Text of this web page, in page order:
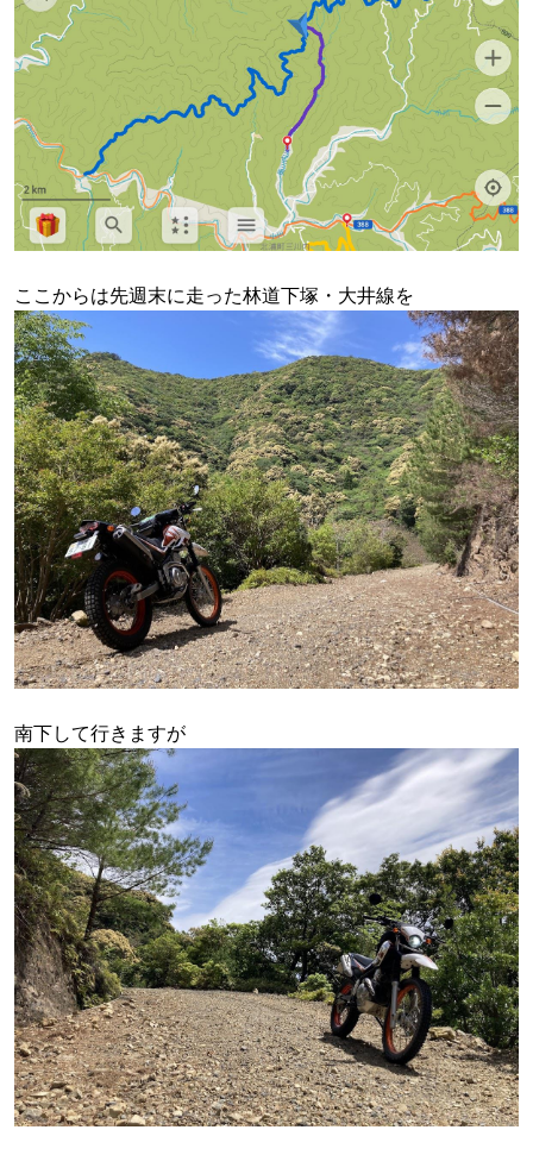
ここからは先週末に走った林道下塚・大井線を
南下して行きますが